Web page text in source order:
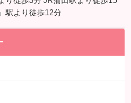
駅より徒歩12分